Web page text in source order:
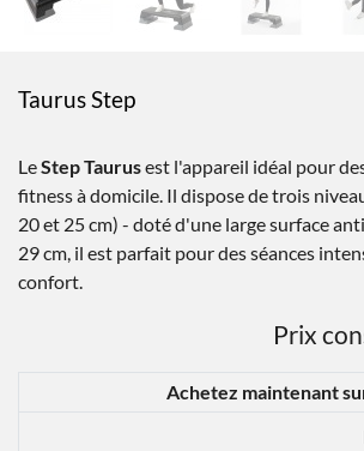
Taurus Step
LeStep Taurusest l'appareil idéal pour
fitness à domicile. Il dispose de trois
20 et 25 cm) - doté d'une large surface
29 cm, il est parfait pour des séances
confort.
Prix
Achetez maintenant